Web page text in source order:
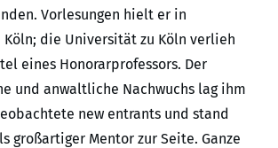
Vorlesungen hielt er in
die Universität zu Köln verlieh
eines Honorarprofessors. Der
und anwaltliche Nachwuchs lag ihm
new entrants und stand
großartiger Mentor zur Seite. Ganze